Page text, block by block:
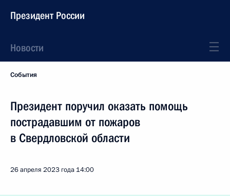
Президент России
Новости
События
Президент поручил оказать помощь
пострадавшим от пожаров
в Свердловской области
26 апреля 2023 года 14:00